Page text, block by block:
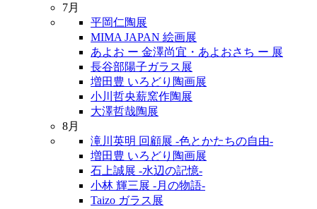
7月
平岡仁陶展
MIMA JAPAN 絵画展
あよお ー 金澤尚宜・あよおさち ー 展
長谷部陽子ガラス展
増田豊 いろどり陶画展
小川哲央薪窯作陶展
大澤哲哉陶展
8月
滝川英明 回顧展 -色とかたちの自由-
増田豊 いろどり陶画展
石上誠展 -水辺の記憶-
小林 輝三展 -月の物語-
Taizo ガラス展